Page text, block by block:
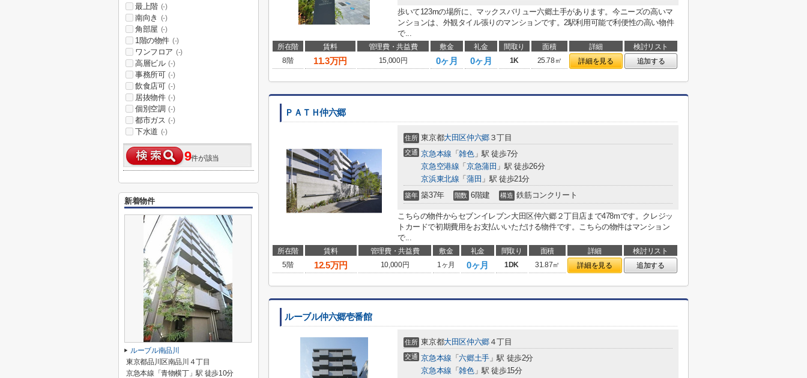
歩いて123mの場所に、マックスバリュー六郷土手があります。今ニーズの高いマ
ンションは、外観タイル張りのマンションです。2駅利用可能で利便性の高い物件
で...
所在階 賃料 管理費・共益費 敷金 礼金 間取り 面積 詳細
検討リスト
8階
11.3万円 15,000円 0ヶ月 0ヶ月 1K 25.78㎡ 詳細を見る 追加する
ＰＡＴＨ仲六郷
住所 東京都大田区仲六郷３丁目
交通 京急本線 「雑色」駅 徒歩7分
京急空港線 「 京急蒲田 」駅 徒歩26分
京浜東北線 「 蒲田 」駅 徒歩21分
築年 築37年 階数 6階建 構造 鉄筋コンクリート
こちらの物件からセブンイレブン大田区仲六郷２丁目店まで478mです。クレジッ
トカードで初期費用をお支払いいただける物件です。こちらの物件はマンション
で...
所在階 賃料 管理費・共益費 敷金 礼金 間取り 面積 詳細
検討リスト
5階
12.5万円 10,000円 1ヶ月 0ヶ月 1DK 31.87㎡ 詳細を見る 追加する
ルーブル仲六郷壱番館
住所 東京都大田区仲六郷４丁目
交通 京急本線 「六郷土手」駅 徒歩2分
京急本線 「雑色」駅 徒歩15分
最上階 (-)
南向き (-)
角部屋 (-)
1階の物件 (-)
ワンフロア (-)
高層ビル (-)
事務所可 (-)
飲食店可 (-)
居抜物件 (-)
個別空調 (-)
都市ガス (-)
下水道 (-)
9件が該当
新着物件
ルーブル南品川
東京都品川区南品川４丁目
京急本線「青物横丁」駅 徒歩10分